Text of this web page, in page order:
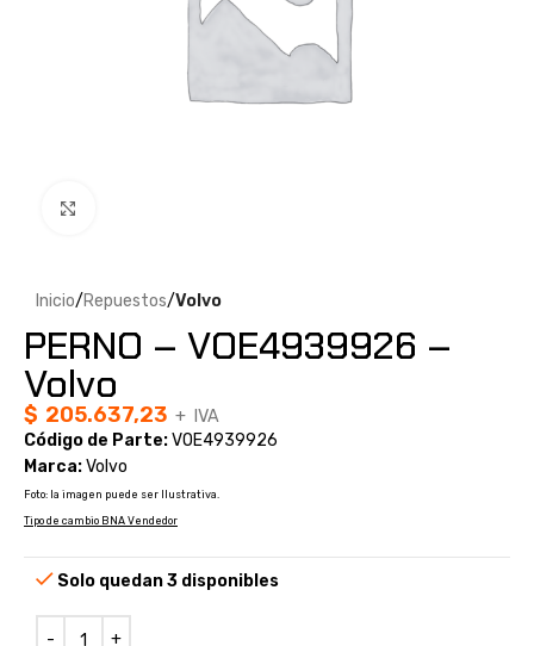
Inicio Repuestos Volvo
PERNO – VOE4939926 –
Volvo
$ 205.637,23 + IVA
Código de Parte:VOE4939926
Marca:Volvo
Foto: la imagen puede ser Ilustrativa.
Tipo de cambio BNA Vendedor
Solo quedan 3 disponibles